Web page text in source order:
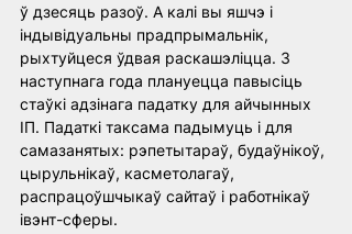
ў дзесяць разоў. А калі вы яшчэ і
індывідуальны прадпрымальнік,
рыхтуйцеся ўдвая раскашэліцца. З
наступнага года плануецца павысіць
стаўкі адзінага падатку для айчынных
ІП. Падаткі таксама падымуць і для
самазанятых: рэпетытараў, будаўнікоў,
цырульнікаў, касметолагаў,
распрацоўшчыкаў сайтаў і работнікаў
івэнт-сферы.